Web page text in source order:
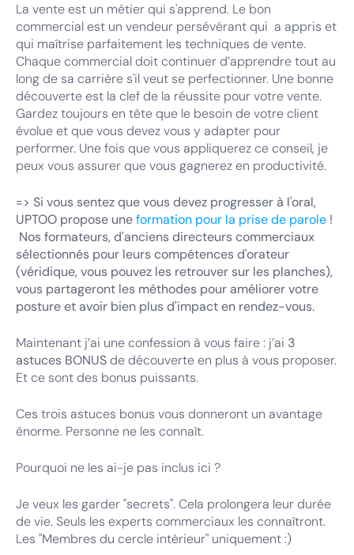
La vente est un métier qui s'apprend. Le bon
commercial est un vendeur persévérant qui a appris et
qui maîtrise parfaitement les techniques de vente.
Chaque commercial doit continuer d’apprendre tout au
long de sa carrière s'il veut se perfectionner. Une bonne
découverte est la clef de la réussite pour votre vente.
Gardez toujours en tête que le besoin de votre client
évolue et que vous devez vous y adapter pour
performer. Une fois que vous appliquerez ce conseil, je
peux vous assurer que vous gagnerez en productivité.
=> Si vous sentez que vous devez progresser à l'oral,
UPTOO propose uneformation pour la prise de parole !
Nos formateurs, d'anciens directeurs commerciaux
sélectionnés pour leurs compétences d'orateur
(véridique, vous pouvez les retrouver sur les planches),
vous partageront les méthodes pour améliorer votre
posture et avoir bien plus d'impact en rendez-vous.
Maintenant j’ai une confession à vous faire : j’ai 3
astuces BONUSde découverte en plus à vous proposer.
Et ce sont des bonus puissants.
Ces trois astuces bonus vous donneront un avantage
énorme. Personne ne les connaît.
Pourquoi ne les ai-je pas inclus ici ?
Je veux les garder "secrets". Cela prolongera leur durée
de vie. Seuls les experts commerciaux les connaîtront.
Les "Membres du cercle intérieur" uniquement :)